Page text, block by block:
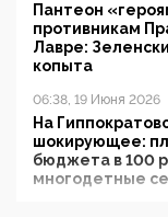
Пантеон
противникам
Лавре:
копыта
06:38, 19 Июня 2026
На
шокирующее:
бюджета в 100
многодетные